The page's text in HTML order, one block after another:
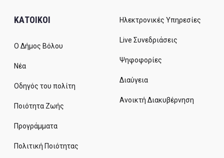
ΚΑΤΟΙΚΟΙ
Ο Δήμος Βόλου
Νέα
Οδηγός του πολίτη
Ποιότητα Ζωής
Προγράμματα
Πολιτική Ποιότητας
Ηλεκτρονικές Υπηρεσίες
Live Συνεδριάσεις
Ψηφοφορίες
Διαύγεια
Ανοικτή Διακυβέρνηση